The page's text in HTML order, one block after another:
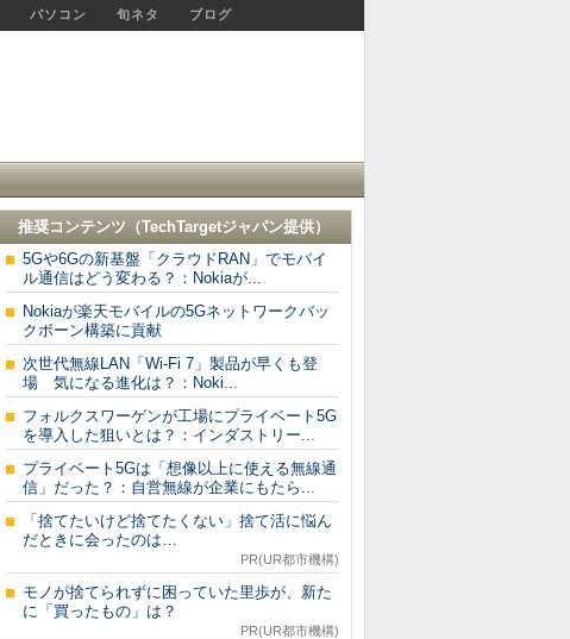
パソコン 旬ネタ ブログ
推奨コンテンツ（TechTargetジャパン提供）
5Gや6Gの新基盤「クラウドRAN」でモバイ
ル通信はどう変わる？：Nokiaが...
Nokiaが楽天モバイルの5Gネットワークバッ
クボーン構築に貢献
次世代無線LAN「Wi-Fi 7」製品が早くも登
場 気になる進化は？：Noki...
フォルクスワーゲンが工場にプライベート5G
を導入した狙いとは？：インダストリー...
プライベート5Gは「想像以上に使える無線通
信」だった？：自営無線が企業にもたら...
「捨てたいけど捨てたくない」捨て活に悩ん
だときに会ったのは…
PR(UR都市機構)
モノが捨てられずに困っていた里歩が、新た
に「買ったもの」は？
PR(UR都市機構)